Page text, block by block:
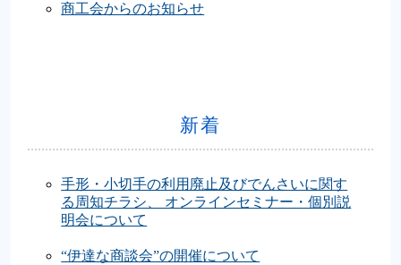
商工会からのお知らせ
新着
手形・小切手の利用廃止及びでんさいに関す
る周知チラシ、 オンラインセミナー・個別説
明会について
“伊達な商談会”の開催について